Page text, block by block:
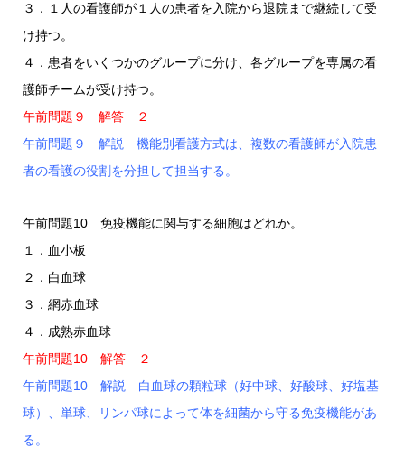
３．１人の看護師が１人の患者を入院から退院まで継続して受
け持つ。
４．患者をいくつかのグループに分け、各グループを専属の看
護師チームが受け持つ。
午前問題９ 解答 ２
午前問題９ 解説 機能別看護方式は、複数の看護師が入院患
者の看護の役割を分担して担当する。
午前問題10 免疫機能に関与する細胞はどれか。
１．血小板
２．白血球
３．網赤血球
４．成熟赤血球
午前問題10 解答 ２
午前問題10 解説 白血球の顆粒球（好中球、好酸球、好塩基
球）、単球、リンパ球によって体を細菌から守る免疫機能があ
る。